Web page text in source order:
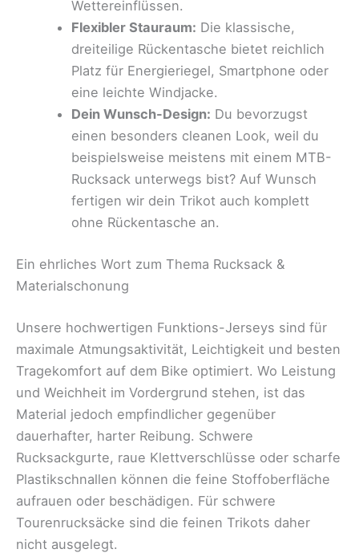
Wettereinflüssen.
Flexibler Stauraum: Die klassische,
dreiteilige Rückentasche bietet reichlich
Platz für Energieriegel, Smartphone oder
eine leichte Windjacke.
Dein Wunsch-Design: Du bevorzugst
einen besonders cleanen Look, weil du
beispielsweise meistens mit einem MTB-
Rucksack unterwegs bist? Auf Wunsch
fertigen wir dein Trikot auch komplett
ohne Rückentasche an.
Ein ehrliches Wort zum Thema Rucksack &
Materialschonung
Unsere hochwertigen Funktions-Jerseys sind für
maximale Atmungsaktivität, Leichtigkeit und besten
Tragekomfort auf dem Bike optimiert. Wo Leistung
und Weichheit im Vordergrund stehen, ist das
Material jedoch empfindlicher gegenüber
dauerhafter, harter Reibung. Schwere
Rucksackgurte, raue Klettverschlüsse oder scharfe
Plastikschnallen können die feine Stoffoberfläche
aufrauen oder beschädigen. Für schwere
Tourenrucksäcke sind die feinen Trikots daher
nicht ausgelegt.